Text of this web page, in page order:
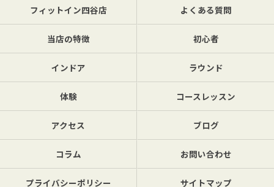
フィットイン四谷店 よくある質問
当店の特徴 初心者
インドア ラウンド
体験 コースレッスン
アクセス ブログ
コラム お問い合わせ
プライバシーポリシー サイトマップ